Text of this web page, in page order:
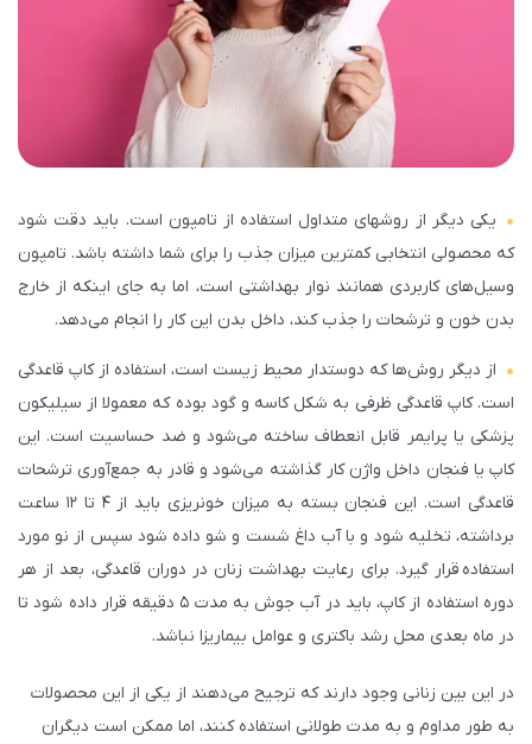
یکی دیگر از روش­های متداول استفاده از تامپون است. باید دقت شود
که محصولی انتخابی کمترین میزان جذب را برای شما داشته باشد. تامپون
وسیل‌ه­ای کاربردی همانند نوار بهداشتی است، اما به جای اینکه از خارج
بدن خون و ترشحات را جذب کند، داخل بدن این کار را انجام می‌­دهد.
از دیگر روش­‌ها که دوستدار محیط زیست است، استفاده از کاپ قاعدگی
است. کاپ قاعدگی ظرفی به شکل کاسه و گود بوده که معمولا از سیلیکون
پزشکی یا پرایمر قابل انعطاف ساخته می­‌شود و ضد حساسیت است. این
کاپ یا فنجان داخل واژن کار گذاشته می‌­شود و قادر به جمع‌آوری ترشحات
قاعدگی است. این فنجان بسته به میزان خونریزی باید از ۴ تا ۱۲ ساعت
برداشته، تخلیه شود و با آب داغ شست و شو داده شود سپس از نو مورد
استفاده قرار گیرد. برای رعایت بهداشت زنان در دوران قاعدگی، بعد از هر
دوره استفاده از کاپ، باید در آب جوش به مدت ۵ دقیقه قرار داده شود تا
در ماه بعدی محل رشد باکتری و عوامل بیماری­زا نباشد.
در این بین زنانی وجود دارند که ترجیح می‌­دهند از یکی از این محصولات
به طور مداوم و به مدت طولانی استفاده کنند، اما ممکن است دیگران